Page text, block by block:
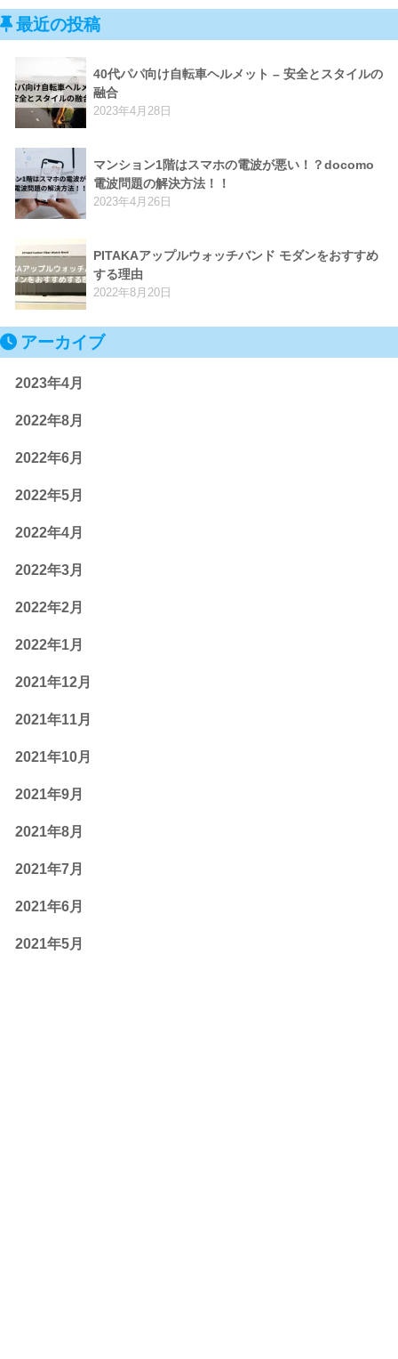
最近の投稿
40代パパ向け自転車ヘルメット – 安全とスタイルの
融合
2023年4月28日
マンション1階はスマホの電波が悪い！？docomo
電波問題の解決方法！！
2023年4月26日
PITAKAアップルウォッチバンド モダンをおすすめ
する理由
2022年8月20日
アーカイブ
2023年4月
2022年8月
2022年6月
2022年5月
2022年4月
2022年3月
2022年2月
2022年1月
2021年12月
2021年11月
2021年10月
2021年9月
2021年8月
2021年7月
2021年6月
2021年5月